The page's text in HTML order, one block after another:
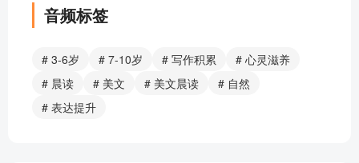
10水的记忆
11对大自然的爱
12童谣
13露珠
15秋天的白蝴蝶mp3
音频标签
# 3-6岁 # 7-10岁 # 写作积累
# 心灵滋养
# 晨读
# 美文 # 美文晨读
# 自然
# 表达提升